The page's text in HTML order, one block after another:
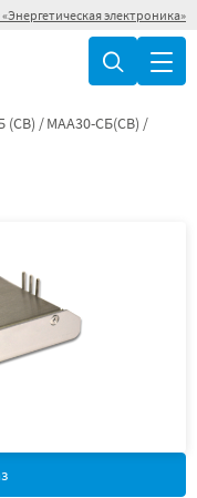
электроника»
(СВ)
МАА30-СБ(СВ)